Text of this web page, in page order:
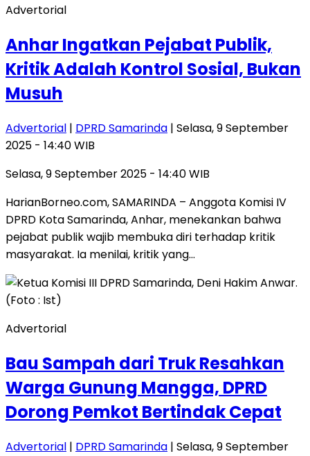
Advertorial
Anhar Ingatkan Pejabat Publik,
Kritik Adalah Kontrol Sosial, Bukan
Musuh
Advertorial | DPRD Samarinda | Selasa, 9 September
2025 - 14:40 WIB
Selasa, 9 September 2025 - 14:40 WIB
HarianBorneo.com, SAMARINDA – Anggota Komisi IV
DPRD Kota Samarinda, Anhar, menekankan bahwa
pejabat publik wajib membuka diri terhadap kritik
masyarakat. Ia menilai, kritik yang…
Advertorial
Bau Sampah dari Truk Resahkan
Warga Gunung Mangga, DPRD
Dorong Pemkot Bertindak Cepat
Advertorial | DPRD Samarinda | Selasa, 9 September